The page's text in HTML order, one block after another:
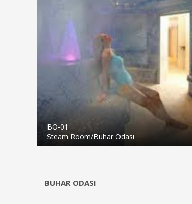
BO-01
Steam Room/Buhar Odası
BUHAR ODASI